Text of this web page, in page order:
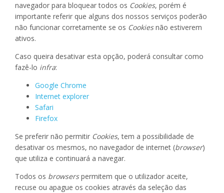
navegador para bloquear todos os Cookies, porém é
importante referir que alguns dos nossos serviços poderão
não funcionar corretamente se os Cookiesnão estiverem
ativos.
Caso queira desativar esta opção, poderá consultar como
fazê-lo infra:
Google Chrome
Internet explorer
Safari
Firefox
Se preferir não permitir Cookies, tem a possibilidade de
desativar os mesmos, no navegador de internet (browser)
que utiliza e continuará a navegar.
Todos os browserspermitem que o utilizador aceite,
recuse ou apague os cookies através da seleção das